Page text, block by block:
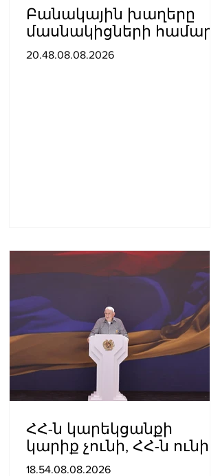
Բանակային խաղերը
մասնակիցների համար
ստեղծում են
20.48.08.08.2026
ՀՀ-ն կարեկցանքի
կարիք չունի, ՀՀ-ն ունի
գործընկերության և
18.54.08.08.2026